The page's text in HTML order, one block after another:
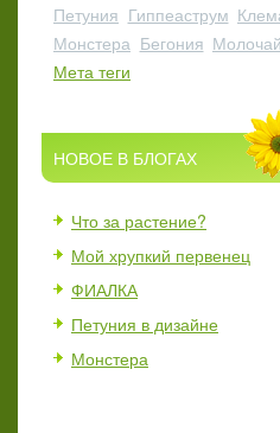
Петуния Гиппеаструм
Монстера Бегония Молочай
Мета теги
НОВОЕ В БЛОГАХ
Что за растение?
Мой хрупкий первенец
ФИАЛКА
Петуния в дизайне
Монстера